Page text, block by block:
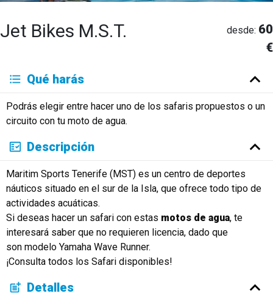
Jet Bikes M.S.T. desde: 60
€
Deutsch English
Français
Italiano
Neerlandés
Русский
Qué harás
Podrás elegir entre hacer uno de los safaris propuestos o un
circuito con tu moto de agua.
Descripción
Maritim Sports Tenerife (MST) es un centro de deportes
náuticos situado en el sur de la Isla, que ofrece todo tipo de
actividades acuáticas.
Si deseas hacer un safari con estas motos de agua, te
interesará saber que no requieren licencia, dado que
son modelo Yamaha Wave Runner.
¡Consulta todos los Safari disponibles!
Detalles